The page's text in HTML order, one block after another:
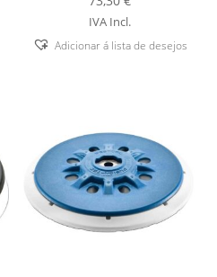
IVA Incl.
Adicionar á lista de desejos